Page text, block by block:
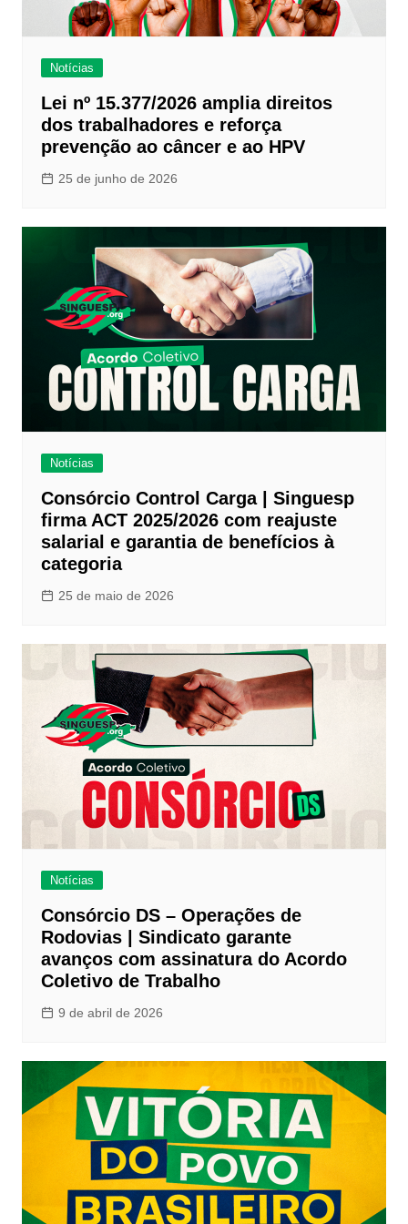
Notícias
Lei nº 15.377/2026 amplia direitos
dos trabalhadores e reforça
prevenção ao câncer e ao HPV
25 de junho de 2026
Notícias
Consórcio Control Carga | Singuesp
firma ACT 2025/2026 com reajuste
salarial e garantia de benefícios à
categoria
25 de maio de 2026
Notícias
Consórcio DS – Operações de
Rodovias | Sindicato garante
avanços com assinatura do Acordo
Coletivo de Trabalho
9 de abril de 2026